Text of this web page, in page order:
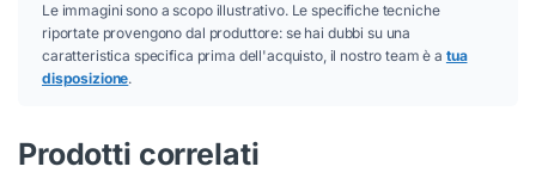
Le immagini sono a scopo illustrativo. Le specifiche tecniche
riportate provengono dal produttore: se hai dubbi su una
caratteristica specifica prima dell'acquisto, il nostro team è a tua
disposizione.
Prodotti correlati